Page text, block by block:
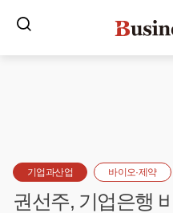
기업과산업 바이오·제약
권선주, 기업은행